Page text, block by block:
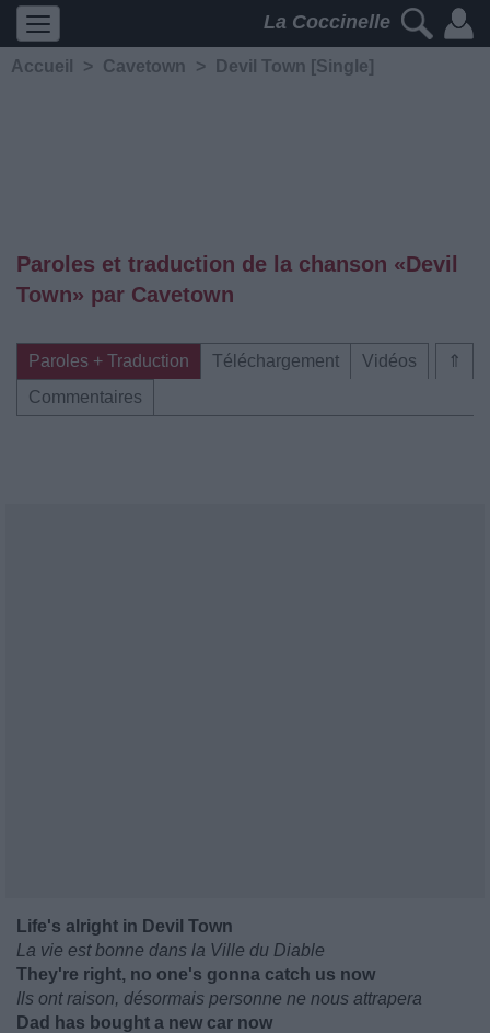
La Coccinelle
Accueil > Cavetown > Devil Town [Single]
Paroles et traduction de la chanson «Devil
Town» par Cavetown
⇑
Paroles + Traduction Téléchargement
Vidéos
Commentaires
Life's alright in Devil Town
La vie est bonne dans la Ville du Diable
They're right, no one's gonna catch us now
Ils ont raison, désormais personne ne nous attrapera
Dad has bought a new car now